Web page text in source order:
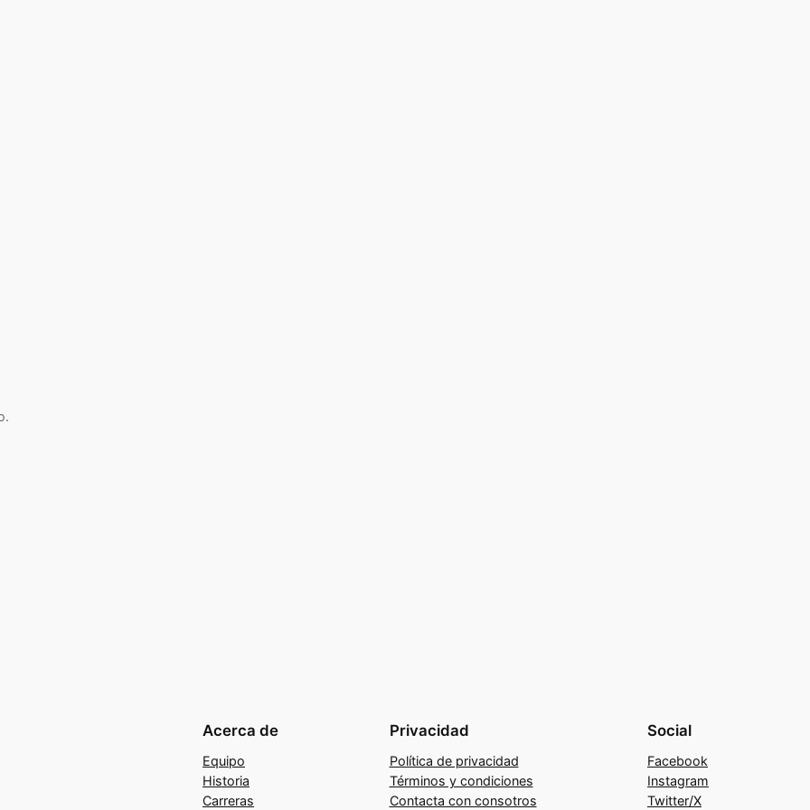
Acerca de
Equipo
Historia
Carreras
Privacidad
Política de privacidad
Términos y condiciones
Contacta con consotros
Social
Facebook
Instagram
Twitter/X